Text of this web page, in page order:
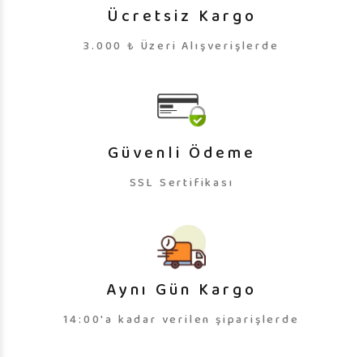
Ücretsiz Kargo
3.000 ₺ Üzeri Alışverişlerde
Güvenli Ödeme
SSL Sertifikası
Aynı Gün Kargo
14:00'a kadar verilen şiparişlerde